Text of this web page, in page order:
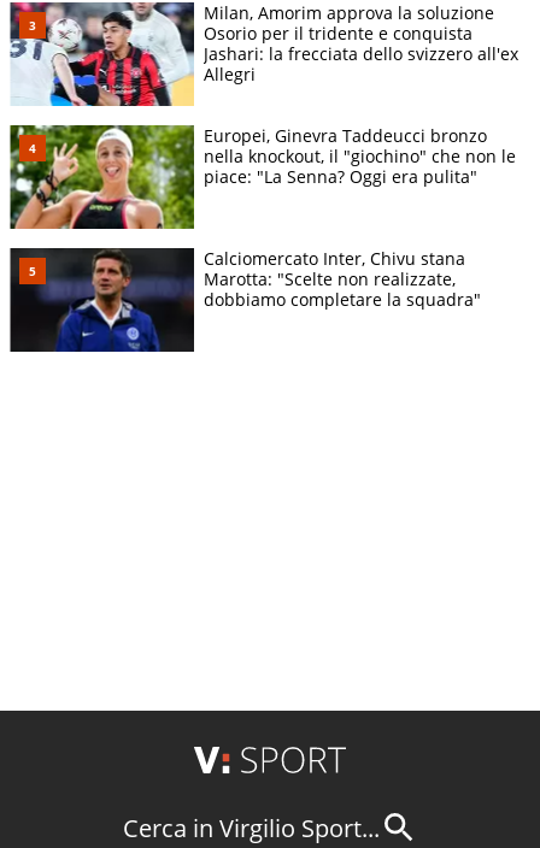
Milan, Amorim approva la soluzione
Osorio per il tridente e conquista
Jashari: la frecciata dello svizzero all'ex
Allegri
Europei, Ginevra Taddeucci bronzo
nella knockout, il "giochino" che non le
piace: "La Senna? Oggi era pulita"
Calciomercato Inter, Chivu stana
Marotta: "Scelte non realizzate,
dobbiamo completare la squadra"
Cerca in Virgilio Sport...